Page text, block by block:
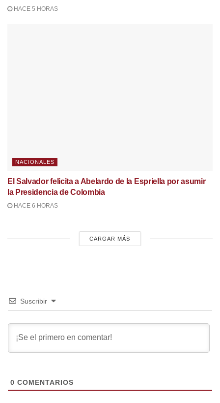
HACE 5 HORAS
NACIONALES
El Salvador felicita a Abelardo de la Espriella por asumir
la Presidencia de Colombia
HACE 6 HORAS
CARGAR MÁS
Suscribir
0 COMENTARIOS